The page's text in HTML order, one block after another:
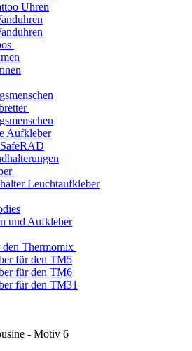
Uhren
Aufkleber
Leuchtaufkleber
und Aufkleber
Thermomix
für den TM5
für den TM6
für den TM31
- Motiv 6